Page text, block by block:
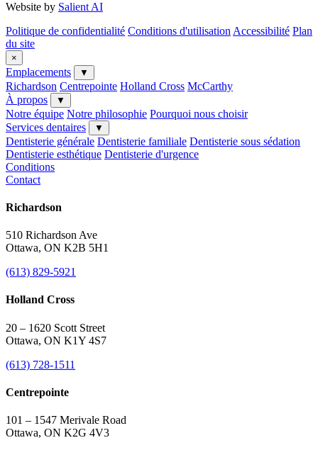
Website by Salient AI
Politique de confidentialité Conditions d'utilisation Accessibilité Plan
du site
×
Emplacements ▼
Richardson Centrepointe Holland Cross McCarthy
À propos
▼
Notre équipe Notre philosophie Pourquoi nous choisir
Services dentaires
▼
Dentisterie générale Dentisterie familiale Dentisterie sous sédation
Dentisterie esthétique Dentisterie d'urgence
Conditions
Contact
Richardson
510 Richardson Ave
Ottawa, ON K2B 5H1
(613) 829-5921
Holland Cross
20 – 1620 Scott Street
Ottawa, ON K1Y 4S7
(613) 728-1511
Centrepointe
101 – 1547 Merivale Road
Ottawa, ON K2G 4V3